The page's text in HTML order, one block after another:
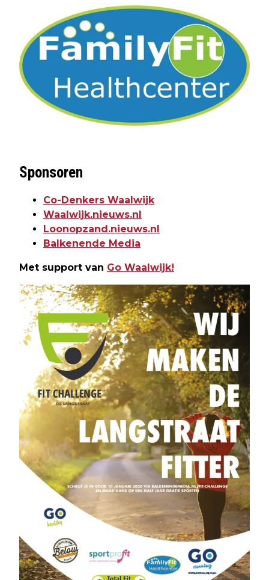
Sponsoren
Co-Denkers Waalwijk
Waalwijk.nieuws.nl
Loonopzand.nieuws.nl
Balkenende Media
Met support van Go Waalwijk!